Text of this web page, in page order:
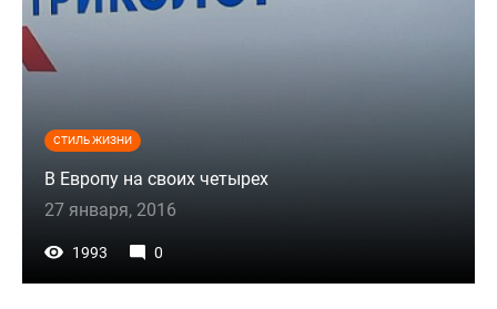
СТИЛЬ ЖИЗНИ
В Европу на своих четырех
27 января, 2016
1993 0